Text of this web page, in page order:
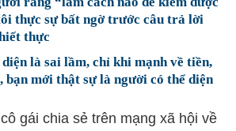
thực sự bất ngờ trước câu trả lời
thực
là sai lầm, chỉ khi mạnh về tiền,
bạn mới thật sự là người có thể diện
gái chia sẻ trên mạng xã hội về